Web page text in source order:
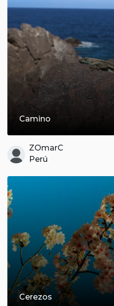
Camino
ZOmarC
Perú
Cerezos